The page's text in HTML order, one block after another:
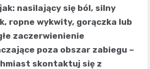
nasilający się ból, silny
ropne wykwity, gorączka lub
zaczerwienienie
poza obszar zabiegu –
skontaktuj się z